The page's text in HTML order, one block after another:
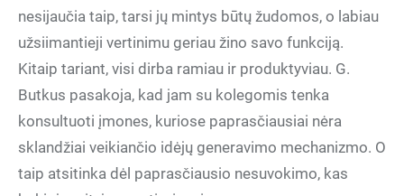
nesijaučia taip, tarsi jų mintys būtų žudomos, o labiau
užsiimantieji vertinimu geriau žino savo funkciją.
Kitaip tariant, visi dirba ramiau ir produktyviau. G.
Butkus pasakoja, kad jam su kolegomis tenka
konsultuoti įmones, kuriose paprasčiausiai nėra
sklandžiai veikiančio idėjų generavimo mechanizmo. O
taip atsitinka dėl paprasčiausio nesuvokimo, kas